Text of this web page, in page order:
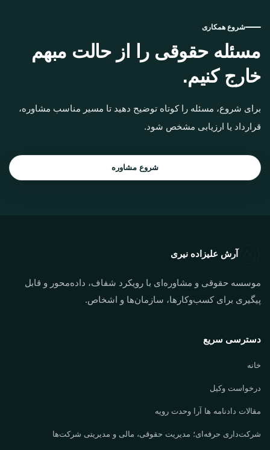
شروع همکاری
مسئله حقوقی را از حالت مبهم
خارج کنیم.
برای شروع، مسئله را کوتاه توضیح دهید تا مسیر مناسب مشاوره،
قرارداد یا ارزیابی مشخص شود.
شروع مشاوره
آرش علیزاده نیری
موسسه حقوقی و مشاوره‌ای با رویکرد شفاف، داده‌محور و قابل
پیگیری برای کسب‌وکارها، سازمان‌ها و اشخاص.
دسترسی سریع
خانه
درخواست وکیل
مقالات دادنامه ها آرا وحدت رویه
شرکت‌داری حرفه‌ای؛ مدیریت حقوقی، مالی و مدیریتی شرکت‌ها